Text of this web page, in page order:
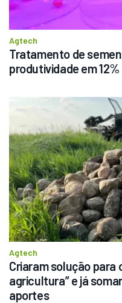
Agtech
Tratamento de
produtividade em 12%
Agtech
Criaram solução para
agricultura” e já
aportes